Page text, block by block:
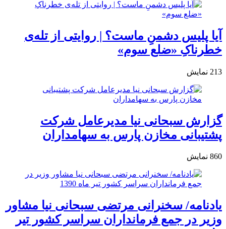
آیا پلیس دشمنِ ماست؟ | روایتی از تله‌ی
خطرناکِ «ضلع سوم»
213 نمایش
گزارش سبحانی نیا مدیرعامل شرکت
پشتیبانی مخازن پارس به سهامداران
860 نمایش
یادنامه/ سخنرانی مرتضی سبحانی نیا مشاور
وزیر در جمع فرمانداران سراسر کشور تیر